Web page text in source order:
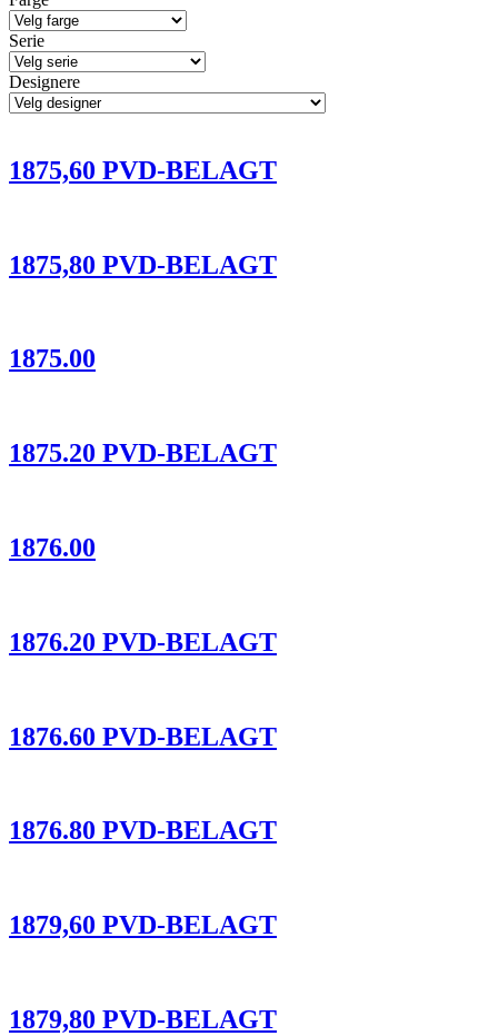
Serie
Designere
1875,60 PVD-BELAGT
1875,80 PVD-BELAGT
1875.00
1875.20 PVD-BELAGT
1876.00
1876.20 PVD-BELAGT
1876.60 PVD-BELAGT
1876.80 PVD-BELAGT
1879,60 PVD-BELAGT
1879,80 PVD-BELAGT